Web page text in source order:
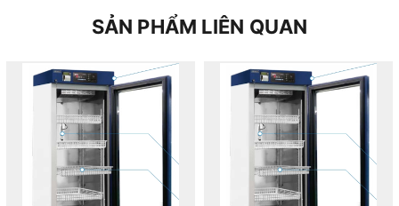
SẢN PHẨM LIÊN QUAN